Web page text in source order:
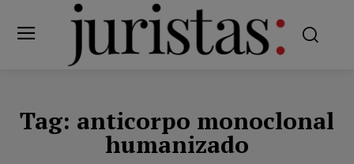
Tag: anticorpo monoclonal
humanizado